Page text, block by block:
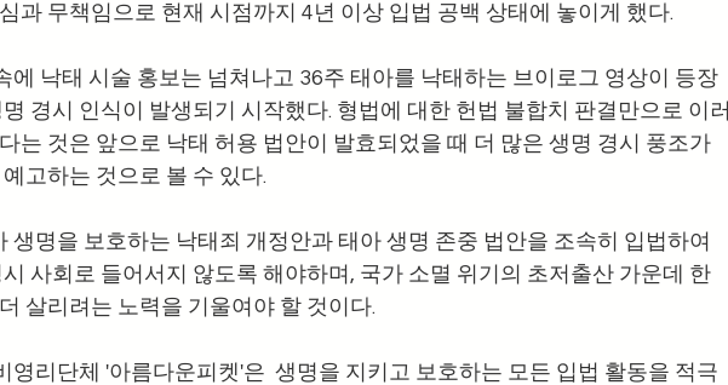
과 무책임으로 현재 시점까지 4년 이상 입법 공백 상태에 놓이게 했다.
에 낙태 시술 홍보는 넘쳐나고 36주 태아를 낙태하는 브이로그 영상이 등장
경시 인식이 발생되기 시작했다. 형법에 대한 헌법 불합치 판결만으로 이러
는 것은 앞으로 낙태 허용 법안이 발효되었을 때 더 많은 생명 경시 풍조가
고하는 것으로 볼 수 있다.
생명을 보호하는 낙태죄 개정안과 태아 생명 존중 법안을 조속히 입법하여
사회로 들어서지 않도록 해야하며, 국가 소멸 위기의 초저출산 가운데 한
살리려는 노력을 기울여야 할 것이다.
영리단체 '아름다운피켓'은  생명을 지키고 보호하는 모든 입법 활동을 적극